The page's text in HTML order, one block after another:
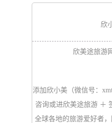
欣
欣美途旅游
添加欣小美（微信号：
咨询或进欣美途旅游 ＋
全球各地的旅游爱好者